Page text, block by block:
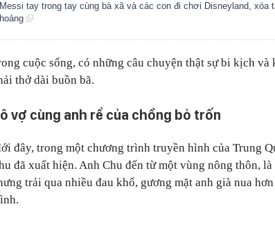
Messi tay trong tay cùng bà xã và các con đi chơi Disneyland, xóa
hoảng
cuộc sống, có những câu chuyện thật sự bi kịch
thở dài buồn bã.
vợ cùng anh rể của chồng bỏ trốn
đây, trong một chương trình truyền hình của Trung
đã xuất hiện. Anh Chu đến từ một vùng nông thôn,
trải qua nhiều đau khổ, gương mặt anh già nua